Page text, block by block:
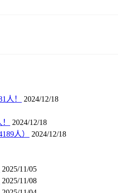
人！
2024/12/18
2024/12/18
人）
2024/12/18
2025/11/05
2025/11/08